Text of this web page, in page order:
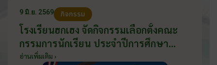
9 มิ.ย. 2569 กิจกรรม
โรงเรียนฮกเฮง จัดกิจกรรมเลือกตั้งคณะ
กรรมการนักเรียน ประจำปีการศึกษา
2569 ส่งเสริมประชาธิปไตยในโรงเรียน
อ่านเพิ่มเติม ›